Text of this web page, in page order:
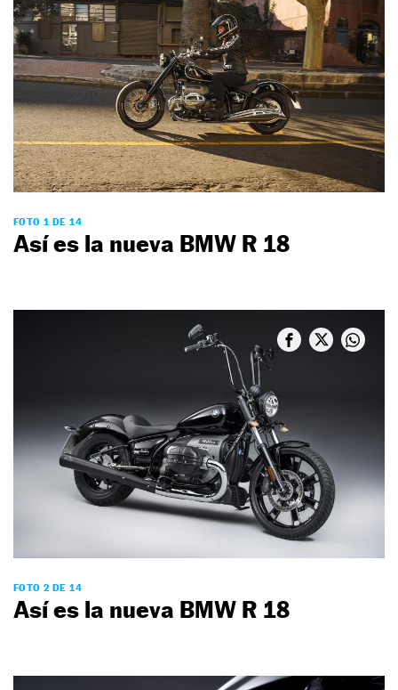
FOTO 1 DE 14
Así es la nueva BMW R 18
FOTO 2 DE 14
Así es la nueva BMW R 18